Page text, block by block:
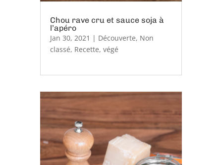
Chou rave cru et sauce soja à
l’apéro
Jan 30, 2021 | Découverte, Non
classé, Recette, végé